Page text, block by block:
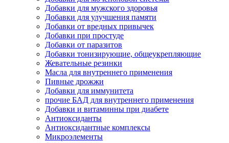
Добавки для мужского здоровья
Добавки для улучшения памяти
Добавки от вредных привычек
Добавки при простуде
Добавки от паразитов
Добавки тонизирующие, общеукрепляющие
Жевательные резинки
Масла для внутреннего применения
Пивные дрожжи
Добавки для иммунитета
прочие БАД для внутреннего применения
Добавки и витаминны при диабете
Антиоксиданты
Антиоксидантные комплексы
Микроэлементы